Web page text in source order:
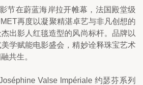
节在蔚蓝海岸拉开帷幕，法国殿堂级
再度以凝聚精湛卓艺与非凡创想的
出影人红毯造型的风尚标杆。品牌以
学赋能电影盛会，精妙诠释珠宝艺术
共生。
Valse Impériale 约瑟芬系列